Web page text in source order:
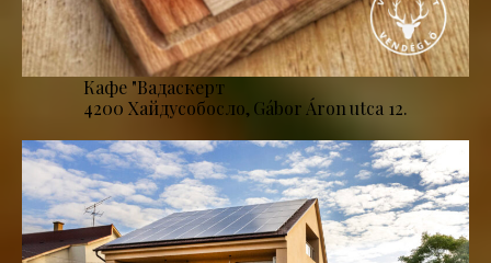
Кафе "Вадаскерт
4200 Хайдусобосло, Gábor Áron utca 12.